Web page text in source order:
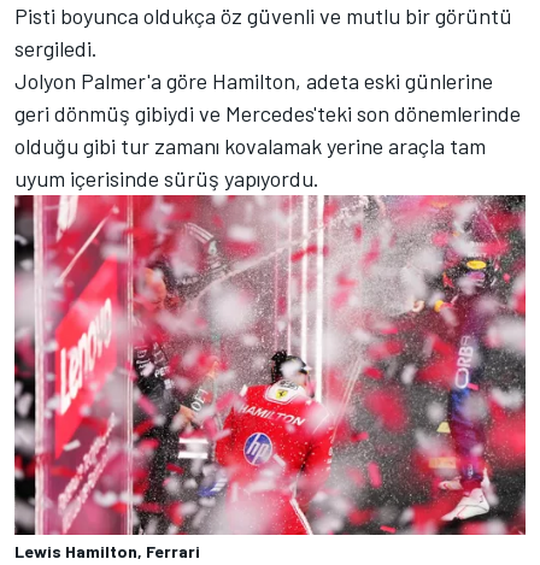
Pisti boyunca oldukça öz güvenli ve mutlu bir görüntü
sergiledi.
Jolyon Palmer'a göre Hamilton, adeta eski günlerine
geri dönmüş gibiydi ve Mercedes'teki son dönemlerinde
olduğu gibi tur zamanı kovalamak yerine araçla tam
uyum içerisinde sürüş yapıyordu.
Lewis Hamilton, Ferrari